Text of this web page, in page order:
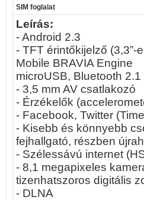
SIM foglalat
Leírás:
- Android 2.3
- TFT érintőkijelző
Mobile BRAVIA Engine
microUSB, Bluetooth 2.1
- 3,5 mm AV csatlakozó
- Érzékelők
- Facebook, Twitter
- Kisebb és könnyebb
fejhallgató, részben
- Szélessávú internet
- 8,1 megapixeles
tizenhatszoros digitális
- DLNA